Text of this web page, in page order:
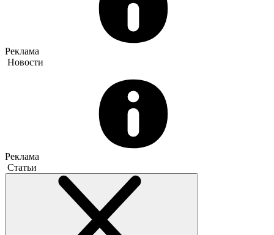
Реклама
Новости
Реклама
Статьи